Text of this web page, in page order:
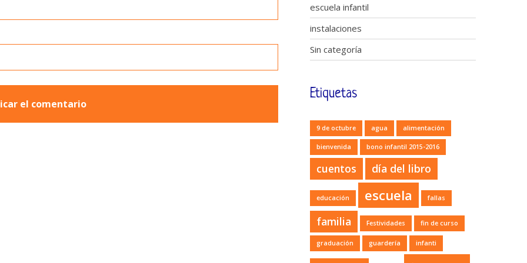
escuela infantil
instalaciones
Sin categoría
Etiquetas
9 de octubre agua alimentación
bienvenida bono infantil 2015-2016
cuentos día del libro
educación escuela fallas
familia Festividades fin de curso
graduación guardería infanti